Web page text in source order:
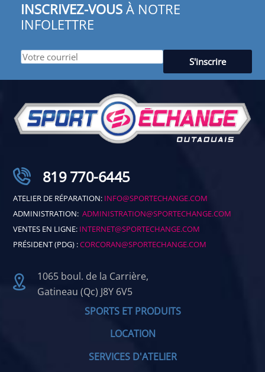
INSCRIVEZ-VOUS À NOTRE
INFOLETTRE
819 770-6445
ATELIER DE RÉPARATION: INFO@SPORTECHANGE.COM
ADMINISTRATION:ADMINISTRATION@SPORTECHANGE.COM
VENTES EN LIGNE: INTERNET@SPORTECHANGE.COM
PRÉSIDENT (PDG) :CORCORAN@SPORTECHANGE.COM
1065 boul. de la Carrière,
Gatineau (Qc) J8Y 6V5
SPORTS ET PRODUITS
LOCATION
SERVICES D'ATELIER